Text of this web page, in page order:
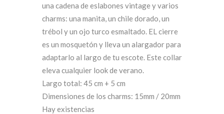
era:
28,90€.
es:
23,12€.
una cadena de eslabones vintage y varios
charms: una manita, un chile dorado, un
trébol y un ojo turco esmaltado. EL cierre
es un mosquetón y lleva un alargador para
adaptarlo al largo de tu escote. Este collar
eleva cualquier look de verano.
Largo total: 45 cm + 5 cm
Dimensiones de los charms: 15mm / 20mm
Hay existencias